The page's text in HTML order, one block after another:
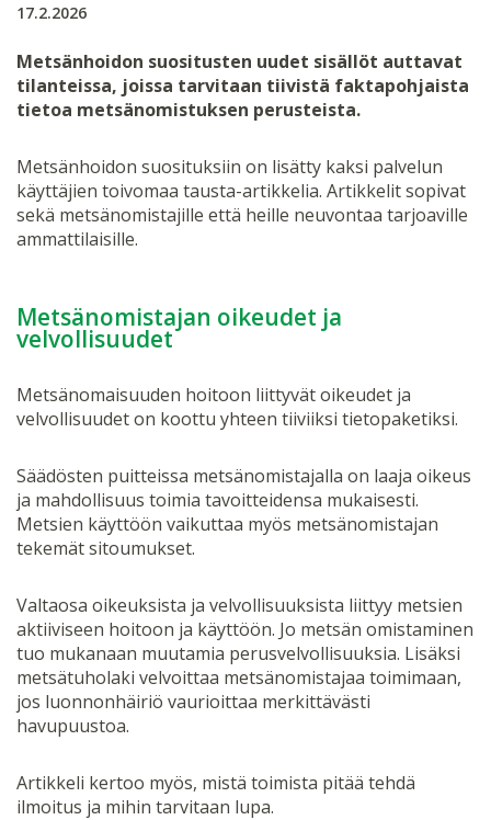
17.2.2026
Metsänhoidon suositusten uudet sisällöt auttavat
tilanteissa, joissa tarvitaan tiivistä faktapohjaista
tietoa metsänomistuksen perusteista.
Metsänhoidon suosituksiin on lisätty kaksi palvelun
käyttäjien toivomaa tausta-artikkelia. Artikkelit sopivat
sekä metsänomistajille että heille neuvontaa tarjoaville
ammattilaisille.
Metsänomistajan oikeudet ja
velvollisuudet
Metsänomaisuuden hoitoon liittyvät oikeudet ja
velvollisuudet on koottu yhteen tiiviiksi tietopaketiksi.
Säädösten puitteissa metsänomistajalla on laaja oikeus
ja mahdollisuus toimia tavoitteidensa mukaisesti.
Metsien käyttöön vaikuttaa myös metsänomistajan
tekemät sitoumukset.
Valtaosa oikeuksista ja velvollisuuksista liittyy metsien
aktiiviseen hoitoon ja käyttöön. Jo metsän omistaminen
tuo mukanaan muutamia perusvelvollisuuksia. Lisäksi
metsätuholaki velvoittaa metsänomistajaa toimimaan,
jos luonnonhäiriö vaurioittaa merkittävästi
havupuustoa.
Artikkeli kertoo myös, mistä toimista pitää tehdä
ilmoitus ja mihin tarvitaan lupa.